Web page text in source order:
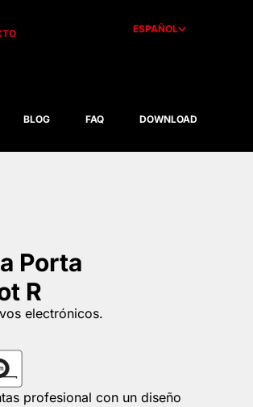
ESPAÑOL
BLOG FAQ DOWNLOAD
Porta
R
electrónicos.
profesional con un diseño